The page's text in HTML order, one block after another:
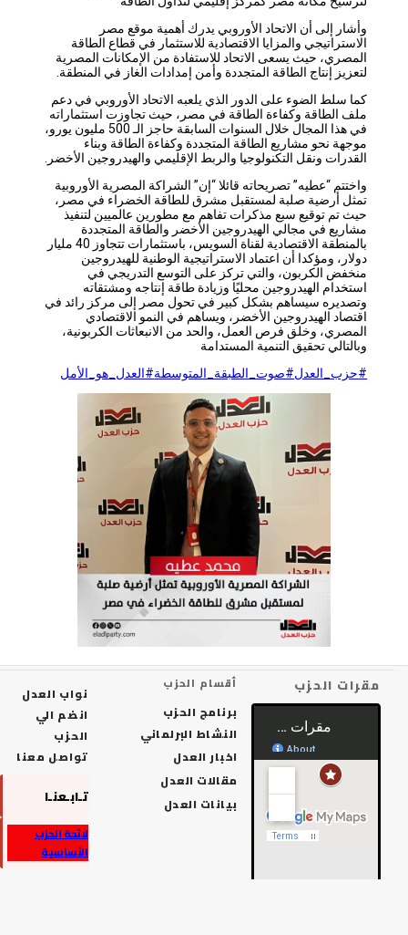
وأشار إلى أن الاتحاد الأوروبي يدرك أهمية موقع مصر
الاستراتيجي والمزايا الاقتصادية للاستثمار في قطاع الطاقة
المصري، حيث يسعى الاتحاد للاستفادة من الإمكانات المصرية
لتعزيز إنتاج الطاقة المتجددة وأمن إمدادات الغاز في المنطقة.
كما سلط الضوء على الدور الذي يلعبه الاتحاد الأوروبي في دعم
ملف الطاقة وكفاءة الطاقة في مصر، حيث تجاوزت استثماراته
في هذا المجال خلال السنوات السابقة حاجز الـ 500 مليون يورو،
موجهة نحو مشاريع الطاقة المتجددة وكفاءة الطاقة وبناء
القدرات ونقل التكنولوجيا والربط الإقليمي والهيدروجين الأخضر.
واختتم “عطيه” تصريحاته قائلا “إن” الشراكة المصرية الأوروبية
تمثل أرضية صلبة لمستقبل مشرق للطاقة الخضراء في مصر،
حيث تم توقيع سبع مذكرات تفاهم مع مطورين عالميين لتنفيذ
مشاريع في مجالي الهيدروجين الأخضر والطاقة المتجددة
بالمنطقة الاقتصادية لقناة السويس، باستثمارات تتجاوز 40 مليار
دولار، ومؤكدا أن اعتماد الاستراتيجية الوطنية للهيدروجين
منخفض الكربون، والتي تركز على التوسع التدريجي في
استخدام الهيدروجين محليًا وزيادة طاقة إنتاجه ومشتقاته
وتصديره سيساهم بشكل كبير في تحول مصر إلى مركز رائد في
اقتصاد الهيدروجين الأخضر، ويساهم في النمو الاقتصادي
المصري، وخلق فرص العمل، والحد من الانبعاثات الكربونية،
وبالتالي تحقيق التنمية المستدامة
#حزب_العدل #صوت_الطبقة_المتوسطة#العدل_هو_الأمل
الحزب أقسام الحزب
برنامج الحزب
النشاط البرلماني
اخبار العدل
مقالات العدل
بيانات العدل
نواب العدل
انضم الي
تواصل معنا
تـابـعنـا
لائحة الحزب
الأساسية